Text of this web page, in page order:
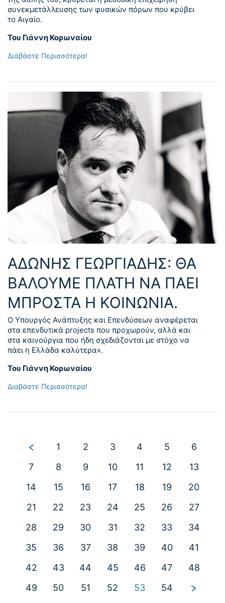
συνεκμετάλλευσης των φυσικών πόρων που κρύβει
το Αιγαίο.
Του Γιάννη Κορωναίου
Διαβάστε Περισσότερα!
ΑΔΩΝΗΣ ΓΕΩΡΓΙΑΔΗΣ: ΘΑ
ΒΑΛΟΥΜΕ ΠΛΑΤΗ ΝΑ ΠΑΕΙ
ΜΠΡΟΣΤΑ Η ΚΟΙΝΩΝΙΑ.
Ο Υπουργός Ανάπτυξης και Επενδύσεων αναφέρεται
στα επενδυτικά projects που προχωρούν, αλλά και
στα καινούργια που ήδη σχεδιάζονται με στόχο να
πάει η Ελλάδα καλύτερα».
Του Γιάννη Κορωναίου
Διαβάστε Περισσότερα!
1 2 3 4 5
6
7
8 9 10 11 12
13
14
15 16 17 18 19
20
21
22 23 24 25 26
27
28
29 30 31 32 33
34
35
36 37 38 39 40
41
42
43 44 45 46 47
48
49
50 51 52 53 54